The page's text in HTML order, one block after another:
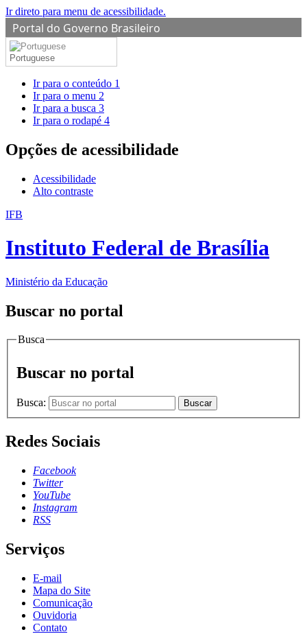
Ir direto para menu de acessibilidade.
Portal do Governo Brasileiro
Portuguese
Ir para o conteúdo 1
Ir para o menu 2
Ir para a busca 3
Ir para o rodapé 4
Opções de acessibilidade
Acessibilidade
Alto contraste
IFB
Instituto Federal de Brasília
Ministério da Educação
Buscar no portal
Busca
Buscar no portal
Busca: Buscar
Redes Sociais
Facebook
Twitter
YouTube
Instagram
RSS
Serviços
E-mail
Mapa do Site
Comunicação
Ouvidoria
Contato